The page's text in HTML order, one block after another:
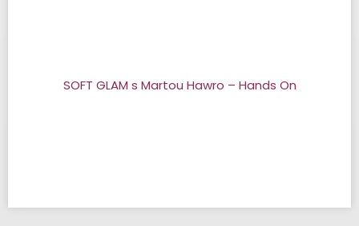
SOFT GLAM s Martou Hawro – Hands On